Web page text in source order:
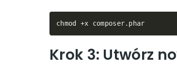
Po pobraniu możesz nadać